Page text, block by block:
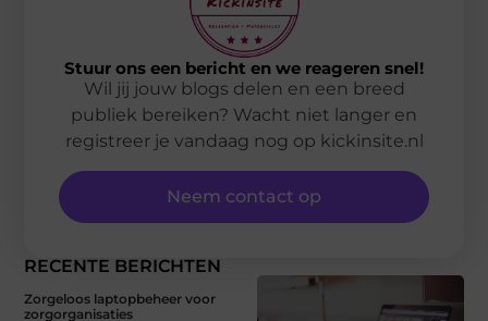
RECENTE BERICHTEN
Zorgeloos laptopbeheer voor
zorgorganisaties
Stuur ons een bericht en we reageren snel!
Wil jij jouw blogs delen en een breed
publiek bereiken? Wacht niet langer en
registreer je vandaag nog op kickinsite.nl
Neem contact op